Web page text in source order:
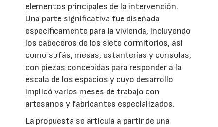
elementos principales de la intervención.
Una parte significativa fue diseñada
específicamente para la vivienda, incluyendo
los cabeceros de los siete dormitorios, así
como sofás, mesas, estanterías y consolas,
con piezas concebidas para responder a la
escala de los espacios y cuyo desarrollo
implicó varios meses de trabajo con
artesanos y fabricantes especializados.
La propuesta se articula a partir de una